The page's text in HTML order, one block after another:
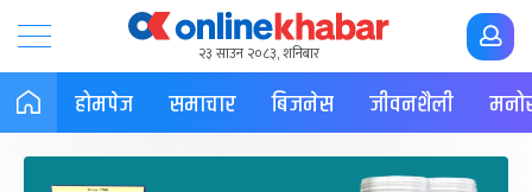
२३ साउन २०८३, शनिबार
होमपेज समाचार बिजनेस जीवनशैली